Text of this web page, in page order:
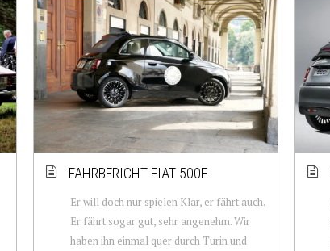
FAHRBERICHT FIAT 500E
Er will doch nur spielen Klar, er fährt auch.
Er fährt sogar gut, sehr angenehm. Wir
haben ihn einmal quer durch Turin und